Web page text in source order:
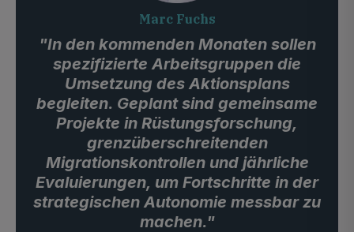
Marc Fuchs
"In den kommenden Monaten sollen
spezifizierte Arbeitsgruppen die
Umsetzung des Aktionsplans
begleiten. Geplant sind gemeinsame
Projekte in Rüstungsforschung,
grenzüberschreitenden
Migrationskontrollen und jährliche
Evaluierungen, um Fortschritte in der
strategischen Autonomie messbar zu
machen."